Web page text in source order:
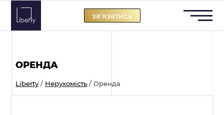
Skip
content
звʼязатись
ОРЕНДА
Liberty / Нерухомість /Оренда